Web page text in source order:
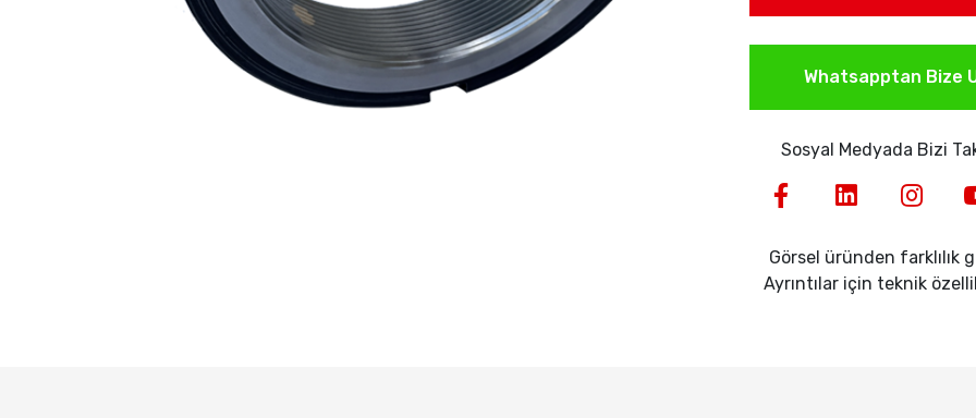
Whatsapptan Bize
Sosyal Medyada Bizi
Görsel üründen farklılık
Ayrıntılar için teknik